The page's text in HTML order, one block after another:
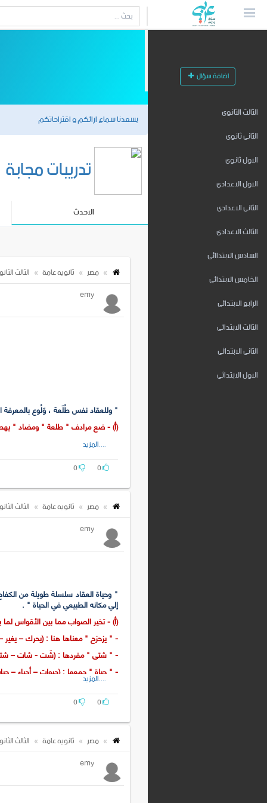
اضافة سؤال
الثالث الثانوى
الثانى ثانوى
الاول ثانوى
الاول الاعدادى
الثانى الاعدادى
الثالث الاعدادى
السادس الابتداائى
الخامس الابتدائى
الرابع الابتدائى
الثالث الابتدائى
الثانى الابتدائى
الاول الابتدائى
يسعدنا سماع ارائكم و اقتراحاتكم
تدريبات مجابة
الاحدث
مصر ثانويه عامة الثالث
emy
" وللعقاد نفس طُلَعة ، وَلُوع بالمعرفة
(أ) - ضع مرادف " طلعة " ومضاد "
(ب) - عصامية العقاد لها ركائز متعددة .
(جـ) - ما خصائص أسلوب العقاد ؟
(د) - ما نوع الخيال في : " ربوا
(هـ) - ماذا أفاد وصف نفس العقاد
....المزيد
0
0
مصر ثانويه عامة الثالث
emy
" وحياة العقاد سلسلة طويلة من
إلي مكانه الطبيعي في الحياة " .
(أ) - تخير الصواب مما بين الأقواس لما
- " يزحزح " معناها هنا : (يحرك – يغير
- " شتى " مفردها : (شَت - شات –
- " حياة " جمعها : (حيوات – أحياء –
(جـ) - " للعقاد " أسلوب خاص في
(د) - ما نوع الصورة في : " حياة
(هـ) - بمَ يوحي التعبير بـ (صارع الرجال
....المزيد
0
0
مصر ثانويه عامة الثالث
emy